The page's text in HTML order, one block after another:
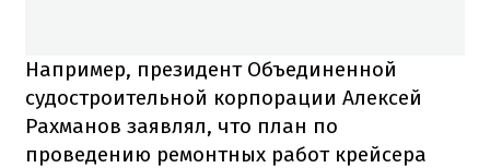
Например, президент Объединенной
судостроительной корпорации Алексей
Рахманов заявлял, что план по
проведению ремонтных работ крейсера